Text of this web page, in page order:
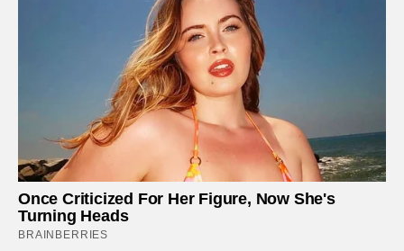
Once Criticized For Her Figure, Now She's
Turning Heads
BRAINBERRIES